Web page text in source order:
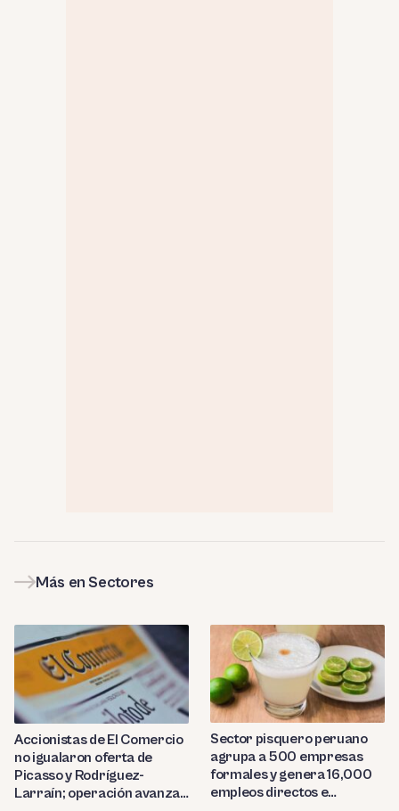
Más en Sectores
Accionistas de El Comercio
no igualaron oferta de
Picasso y Rodríguez-
Larraín; operación avanza
Sector pisquero peruano
agrupa a 500 empresas
formales y genera 16,000
empleos directos e